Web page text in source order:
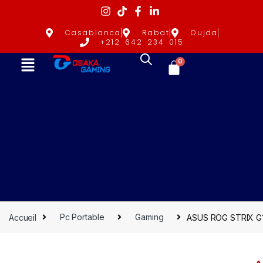
Casablanca Rabat
Oujda
+212 642 234 015
0
Accueil Pc Portable Gaming ASUS ROG STRIX